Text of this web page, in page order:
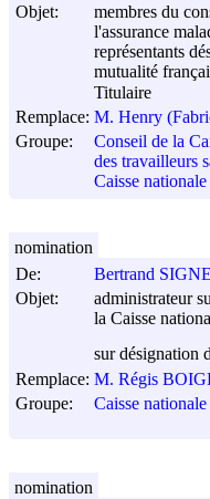
Objet:
membres du
l'assurance
représentants
mutualité
Titulaire
Remplace: M. Henry
Groupe:
Conseil de la
des travailleurs
Caisse
De:
Bertrand SIGNE
Objet:
administrateur
la Caisse
sur désignation
Remplace: M. Régis
Groupe:
Caisse
nomination
nomination